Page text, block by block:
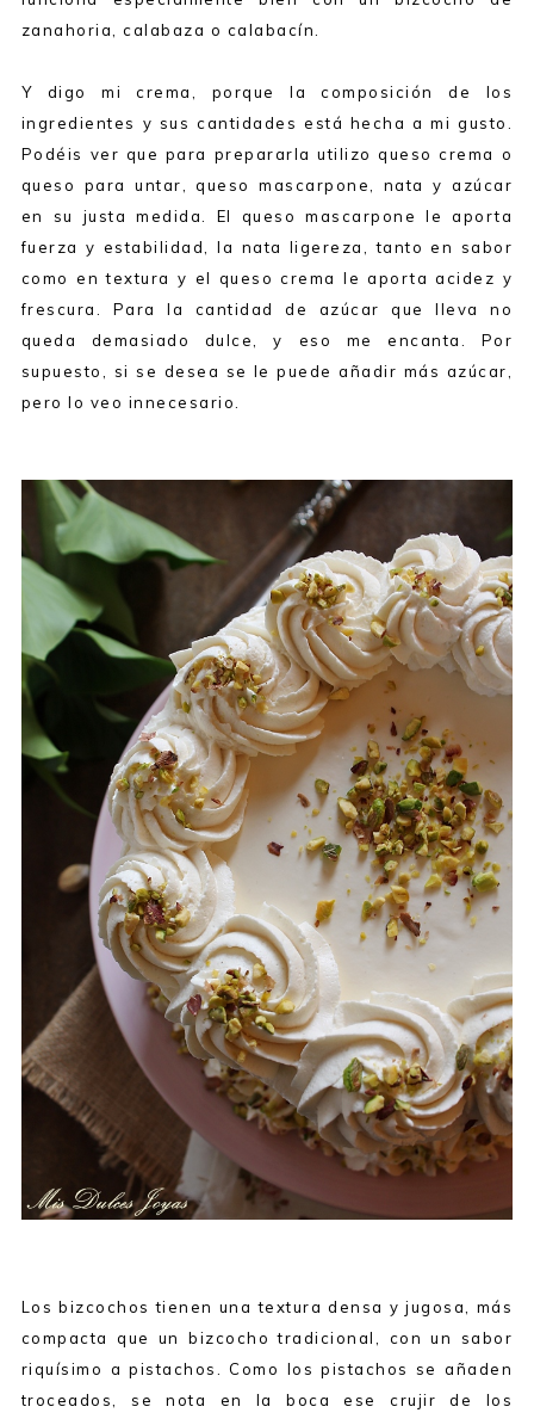
zanahoria, calabaza o calabacín.
Y digo mi crema, porque la composición de los
ingredientes y sus cantidades está hecha a mi gusto.
Podéis ver que para prepararla utilizo queso crema o
queso para untar, queso mascarpone, nata y azúcar
en su justa medida. El queso mascarpone le aporta
fuerza y estabilidad, la nata ligereza, tanto en sabor
como en textura y el queso crema le aporta acidez y
frescura. Para la cantidad de azúcar que lleva no
queda demasiado dulce, y eso me encanta. Por
supuesto, si se desea se le puede añadir más azúcar,
pero lo veo innecesario.
Los bizcochos tienen una textura densa y jugosa, más
compacta que un bizcocho tradicional, con un sabor
riquísimo a pistachos. Como los pistachos se añaden
troceados, se nota en la boca ese crujir de los